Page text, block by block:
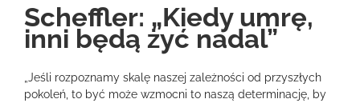
Scheffler: „Kiedy umrę,
inni będą żyć nadal”
„Jeśli rozpoznamy skalę naszej zależności od przyszłych
pokoleń, to być może wzmocni to naszą determinację, by